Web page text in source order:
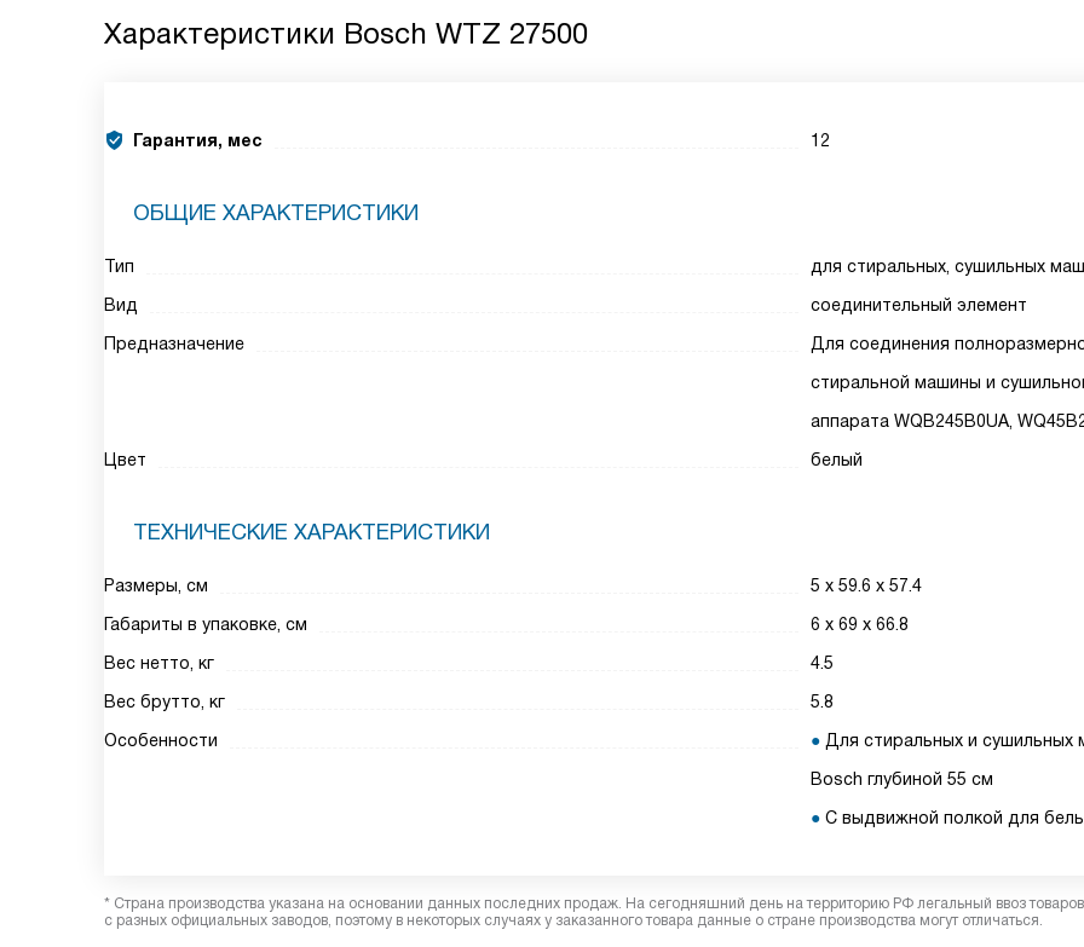
Характеристики Bosch WTZ 27500
Гарантия, мес 12
ОБЩИЕ ХАРАКТЕРИСТИКИ
Тип
для стиральных, сушильных
Вид
соединительный элемент
Предназначение
Для соединения
стиральной машины и
аппарата WQB245B0UA,
Цвет
белый
ТЕХНИЧЕСКИЕ ХАРАКТЕРИСТИКИ
Размеры, см
5 x 59.6 x 57.4
Габариты в упаковке, см
6 x 69 x 66.8
Вес нетто, кг
4.5
Вес брутто, кг
5.8
Особенности
Для стиральных и сушильных
Bosch глубиной 55 см
С выдвижной полкой для
* Страна производства указана на основании данных последних продаж. На сегодняшний день на территорию РФ легальный ввоз
с разных официальных заводов, поэтому в некоторых случаях у заказанного товара данные о стране производства могут отличаться.